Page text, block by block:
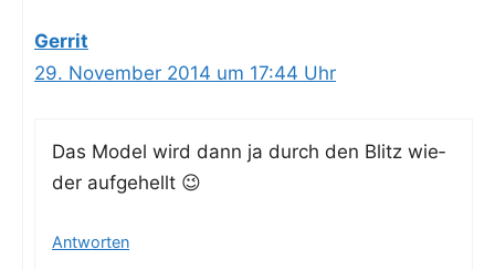
Gerrit
29. November 2014 um 17:44 Uhr
Das Model wird dann ja durch den Blitz wie­
der aufgehellt 😉
Antworten